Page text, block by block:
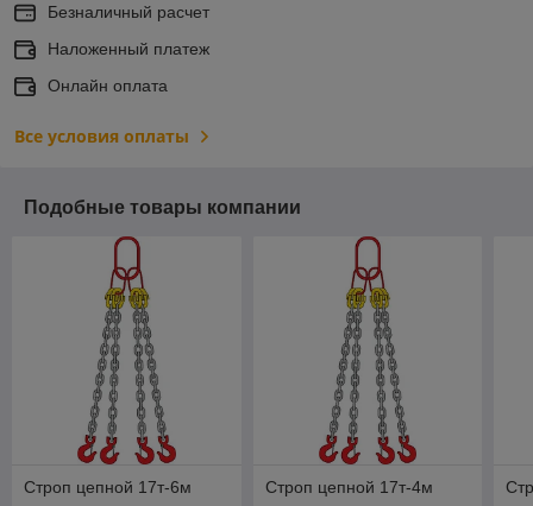
Безналичный расчет
Наложенный платеж
Онлайн оплата
Все условия оплаты
Подобные товары компании
Строп цепной 17т-6м Строп цепной 17т-4м